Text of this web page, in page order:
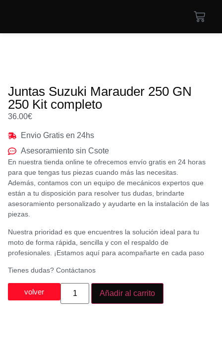
Juntas Suzuki Marauder 250 GN
250 Kit completo
36.00€
Envio Gratis en 24hs
Asesoramiento sin Csote
En nuestra tienda online te ofrecemos envío gratis en 24 horas
para que tengas tus piezas cuando más las necesitas.
Además, contamos con un equipo de mecánicos expertos que
están a tu disposición para resolver tus dudas, brindarte
asesoramiento personalizado y ayudarte en la instalación de las
piezas.
Nuestra prioridad es que encuentres la solución ideal para tu
moto de forma rápida, sencilla y con el respaldo de
profesionales. ¡Estamos aquí para acompañarte en cada paso
Tienes dudas? Contáctanos
volver Añadir al carrito